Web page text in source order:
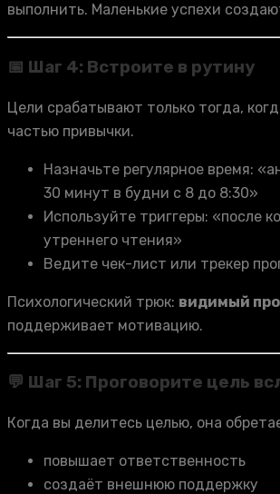
выполнить. Маленькие успехи
📅 Шаг 4: Встроите в рутину
Цели срабатывают только тогда,
частью привычки.
Назначьте регулярное время:
30 минут в будни с 8 до 8:30»
Используйте триггеры: «после
утреннего чтения»
Ведите чек-лист или трекер
Психологический трюк: видимый
поддерживает мотивацию.
💬 Шаг 5: Проговорите цель
Когда вы делитесь целью, она
повышает ответственность
создаёт внешнюю поддержку